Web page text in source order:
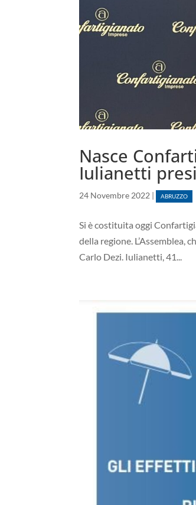
Nasce
Iulianetti
24 Novembre 2022 | ABRUZZO
Si è costituita oggi
della regione. L’Assemblea,
Carlo Dezi. Iulianetti, 41...